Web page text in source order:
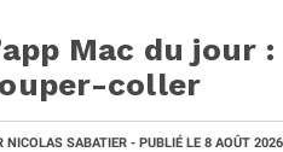
Mac du jour
coller
NICOLAS SABATIER - PUBLIÉ LE 8 AOÛT 2026